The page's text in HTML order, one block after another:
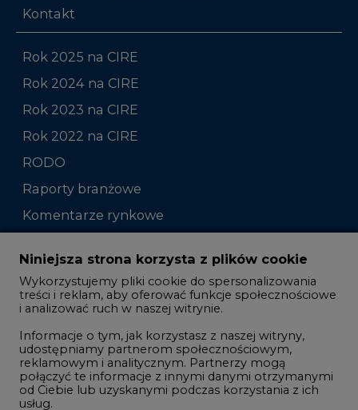
Kontakt
Rok 2025 na CIRE
Rok 2024 na CIRE
Rok 2023 na CIRE
Rok 2022 na CIRE
RODO
Raporty branżowe
Komentarze rynkowe
Zmiany kadrowe na rynku
Studio CIRE
Rozmowy o energetyce
Gospodarka
Geopolityka
LTE450
Niniejsza strona korzysta z plików cookie
Wykorzystujemy pliki cookie do spersonalizowania
treści i reklam, aby oferować funkcje społecznościowe
i analizować ruch w naszej witrynie.
Informacje o tym, jak korzystasz z naszej witryny,
udostępniamy partnerom społecznościowym,
reklamowym i analitycznym. Partnerzy mogą
połączyć te informacje z innymi danymi otrzymanymi
od Ciebie lub uzyskanymi podczas korzystania z ich
usług.